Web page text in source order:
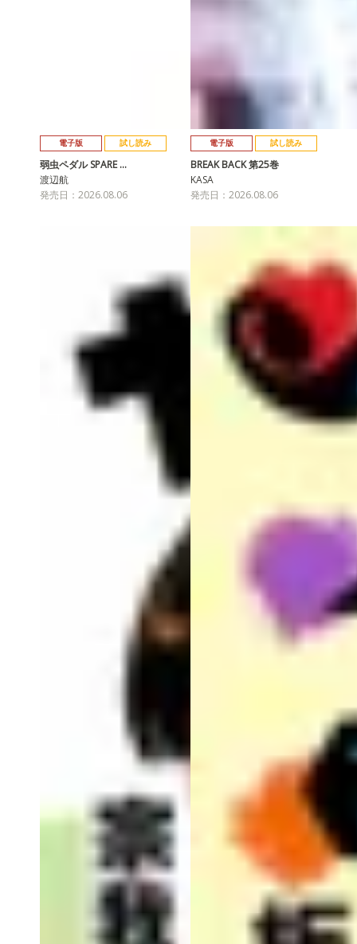
電子版 試し読み
弱虫ペダル SPARE …
渡辺航
発売日：2026.08.06
電子版 試し読み
BREAK BACK 第25巻
KASA
発売日：2026.08.06